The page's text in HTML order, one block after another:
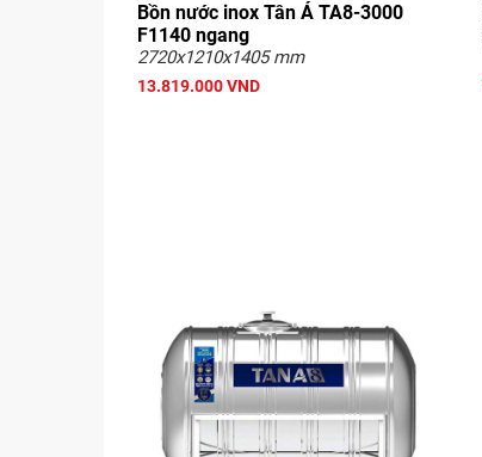
Bồn nước inox Tân Á TA8-3000
F1140 ngang
2720x1210x1405 mm
13.819.000 VND